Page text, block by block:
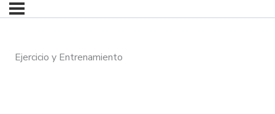
Ejercicio y Entrenamiento